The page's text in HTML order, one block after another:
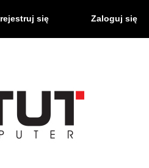
się Zaloguj się